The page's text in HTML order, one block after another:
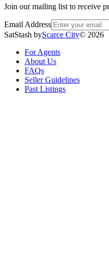
Join our mailing list to receive
Email Address
SatStash byScarce City© 2026
For Agents
About Us
FAQs
Seller Guidelines
Past Listings